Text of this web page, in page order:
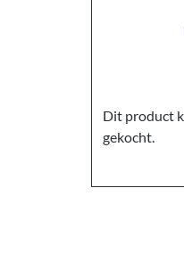
Dit product
gekocht.